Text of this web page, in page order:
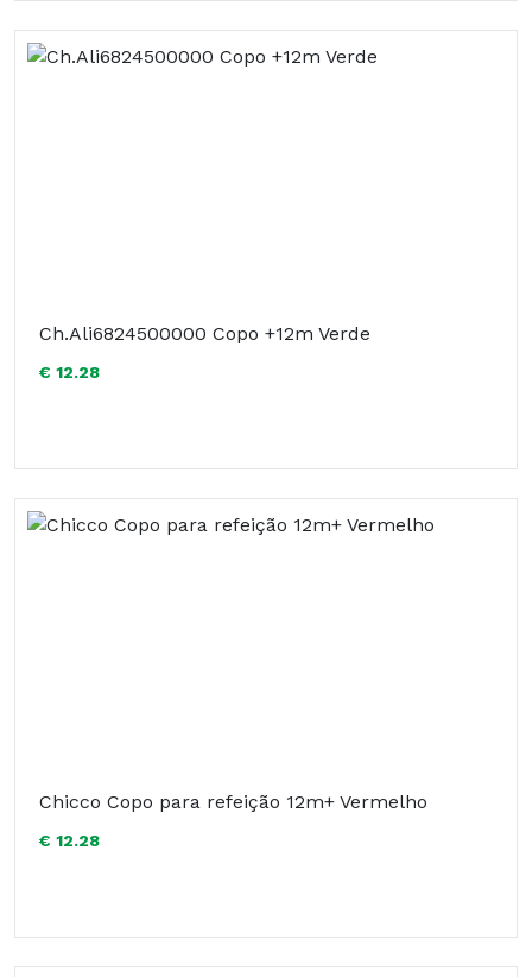
Ch.Ali6824500000 Copo +12m Verde
€ 12.28
Chicco Copo para refeição 12m+ Vermelho
€ 12.28